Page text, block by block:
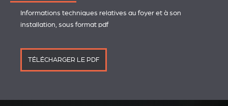
Informations techniques relatives au foyer et à son
installation, sous format pdf
TÉLÉCHARGER LE PDF